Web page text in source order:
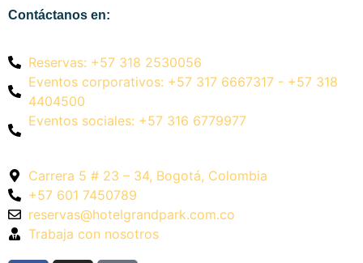
Contáctanos en:
Reservas: +57 318 2530056
Eventos corporativos: +57 317 6667317 - +57 318
4404500
Eventos sociales: +57 316 6779977
Carrera 5 # 23 – 34, Bogotá, Colombia
+57 601 7450789
reservas@hotelgrandpark.com.co
Trabaja con nosotros